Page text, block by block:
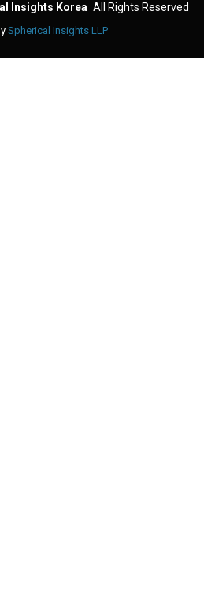
Insights Korea All Rights Reserved
Spherical Insights LLP